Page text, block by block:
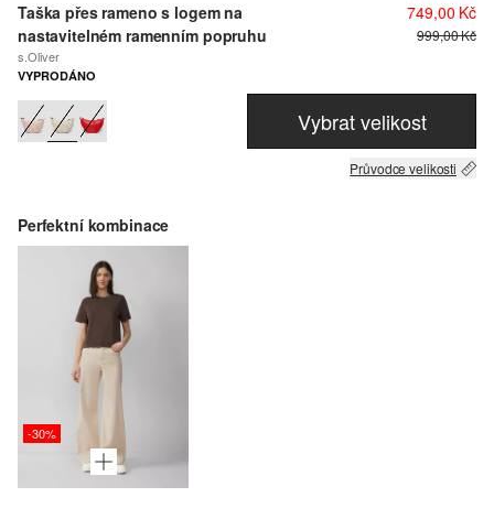
Taška přes rameno s logem na
nastavitelném ramenním popruhu
s.Oliver
749,00 Kč
999,00 Kč
VYPRODÁNO
Vybrat velikost
Průvodce velikosti
Perfektní kombinace
-30%